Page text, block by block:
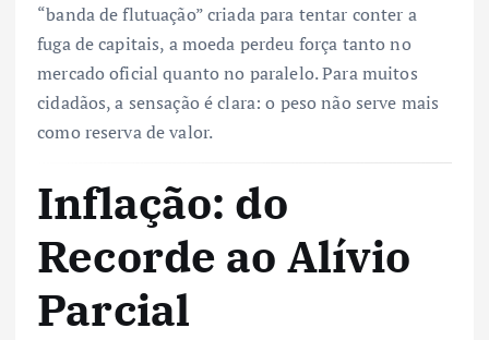
“banda de flutuação” criada para tentar conter a
fuga de capitais, a moeda perdeu força tanto no
mercado oficial quanto no paralelo. Para muitos
cidadãos, a sensação é clara: o peso não serve mais
como reserva de valor.
Inflação: do
Recorde ao Alívio
Parcial